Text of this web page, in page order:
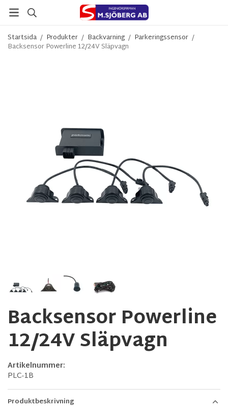
Startsida / Produkter / Backvarning / Parkeringssensor /
Backsensor Powerline 12/24V Släpvagn
Backsensor Powerline
12/24V Släpvagn
Artikelnummer:
PLC-1B
Produktbeskrivning